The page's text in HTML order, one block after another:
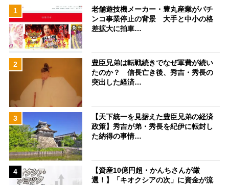
1
老舗遊技機メーカー・豊丸産業がパチ
ンコ事業停止の背景 大手と中小の格
差拡大に拍車…
2
豊臣兄弟は転戦続きでなぜ軍費が続い
たのか？ 信長亡き後、秀吉・秀長の
突出した経済…
3
【天下統一を見据えた豊臣兄弟の経済
政策】秀吉が弟・秀長を紀伊に転封し
た納得の事情…
4
【資産10億円超・かんちさんが厳
選！】「キオクシアの次」に資金が流